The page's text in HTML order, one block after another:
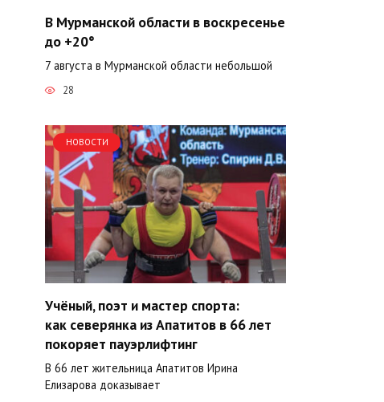
В Мурманской области в воскресенье
до +20°
7 августа в Мурманской области небольшой
28
НОВОСТИ
Учёный, поэт и мастер спорта:
как северянка из Апатитов в 66 лет
покоряет пауэрлифтинг
В 66 лет жительница Апатитов Ирина
Елизарова доказывает